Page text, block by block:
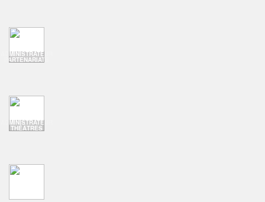
ADMINISTRATEUR
PARTENARIATS
ADMINISTRATEUR
THÉÂTRES